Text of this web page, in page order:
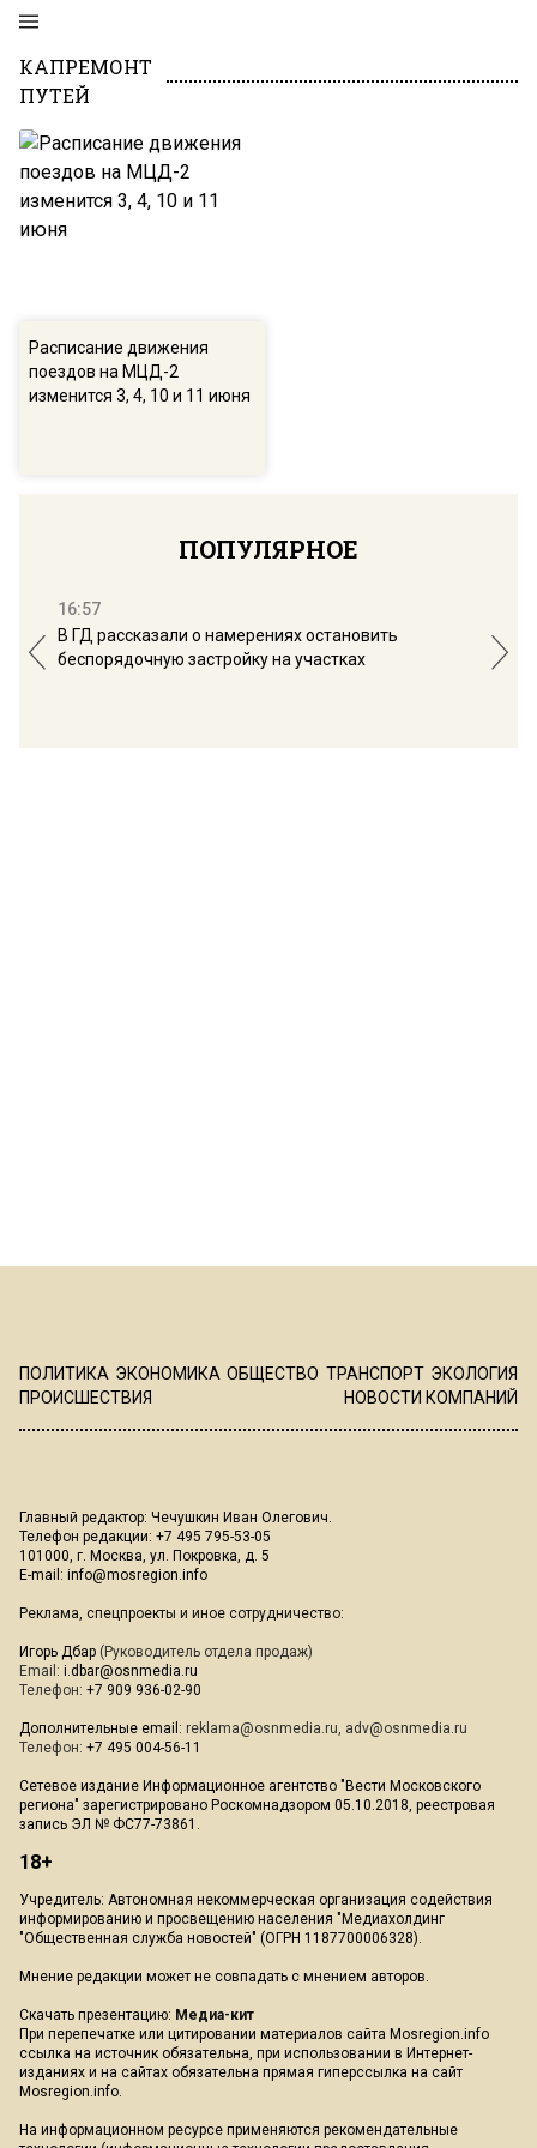
КАПРЕМОНТ
ПУТЕЙ
Расписание движения
поездов на МЦД-2
изменится 3, 4, 10 и 11 июня
ПОПУЛЯРНОЕ
16:57
В ГД рассказали о намерениях остановить
беспорядочную застройку на участках
ПОЛИТИКА ЭКОНОМИКА ОБЩЕСТВО ТРАНСПОРТ ЭКОЛОГИЯ
ПРОИСШЕСТВИЯ
НОВОСТИ КОМПАНИЙ
Главный редактор: Чечушкин Иван Олегович.
Телефон редакции: +7 495 795-53-05
101000, г. Москва, ул. Покровка, д. 5
E-mail: info@mosregion.info
Реклама, спецпроекты и иное сотрудничество:
Игорь Дбар (Руководитель отдела продаж)
Email: i.dbar@osnmedia.ru
Телефон: +7 909 936-02-90
Дополнительные email: reklama@osnmedia.ru, adv@osnmedia.ru
Телефон: +7 495 004-56-11
Сетевое издание Информационное агентство "Вести Московского
региона" зарегистрировано Роскомнадзором 05.10.2018, реестровая
запись ЭЛ № ФС77-73861.
18+
Учредитель: Автономная некоммерческая организация содействия
информированию и просвещению населения "Медиахолдинг
"Общественная служба новостей" (ОГРН 1187700006328).
Мнение редакции может не совпадать с мнением авторов.
Скачать презентацию: Медиа-кит
При перепечатке или цитировании материалов сайта Mosregion.info
ссылка на источник обязательна, при использовании в Интернет-
изданиях и на сайтах обязательна прямая гиперссылка на сайт
Mosregion.info.
На информационном ресурсе применяются рекомендательные